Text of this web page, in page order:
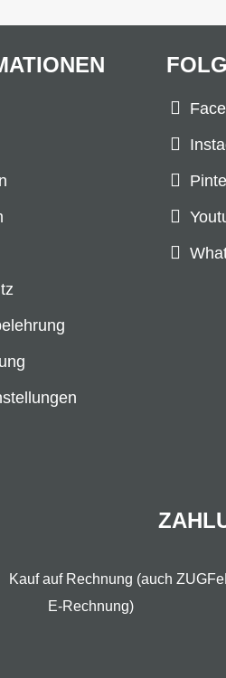
Kauf auf Rechnung (auch
E-Rechnung)